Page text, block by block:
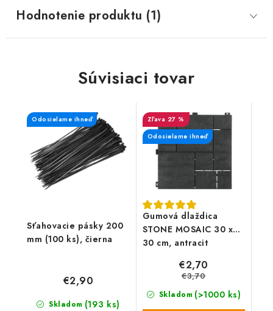
Hodnotenie produktu (1)
Súvisiaci tovar
Sťahovacie pásky 200
mm (100 ks), čierna
Odosielame ihneď
Skladom (193 ks)
€2,90
Gumová dlaždica
STONE MOSAIC 30 x
30 cm, antracit
27 %
Odosielame ihneď
Skladom (>1000 ks)
€2,70
€3,70